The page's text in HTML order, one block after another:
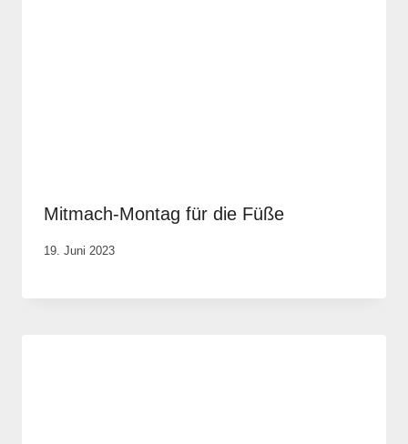
Mitmach-Montag für die Füße
Von
Justh
19. Juni 2023